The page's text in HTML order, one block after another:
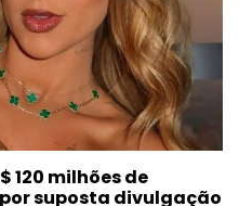
120 milhões de
suposta divulgação